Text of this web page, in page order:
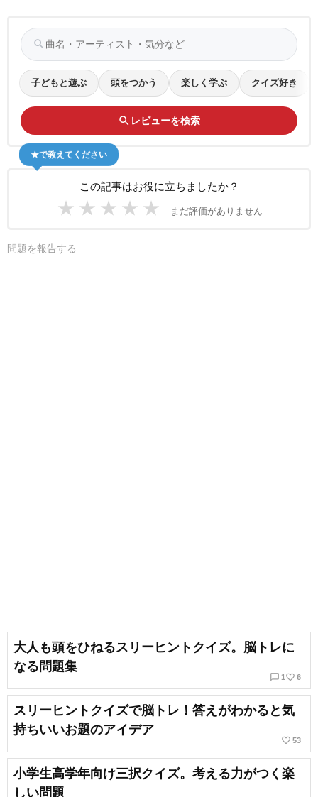
search
子どもと遊ぶ 頭をつかう 楽しく学ぶ クイズ好き
search レビューを検索
この記事はお役に立ちましたか？
★ ★ ★ ★ ★ まだ評価がありません
★で教えてください
問題を報告する
大人も頭をひねるスリーヒントクイズ。脳トレに
なる問題集
chat_bubble_outline 1 favorite_border 6
スリーヒントクイズで脳トレ！答えがわかると気
持ちいいお題のアイデア
favorite_border 53
小学生高学年向け三択クイズ。考える力がつく楽
しい問題